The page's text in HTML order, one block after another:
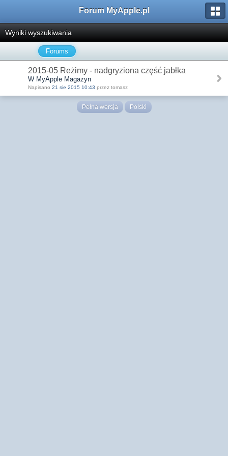
Forum MyApple.pl
Wyniki wyszukiwania
Forums
2015-05 Reżimy - nadgryziona część jabłka
W MyApple Magazyn
Napisano 21 sie 2015 10:43 przez tomasz
Pełna wersja Polski